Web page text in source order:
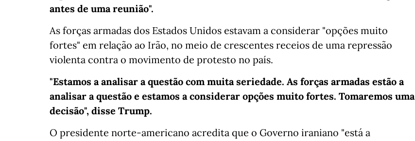
antes de uma reunião".
As forças armadas dos Estados Unidos estavam a considerar "opções muito
fortes" em relação ao Irão, no meio de crescentes receios de uma repressão
violenta contra o movimento de protesto no país.
"Estamos a analisar a questão com muita seriedade. As forças armadas estão a
analisar a questão e estamos a considerar opções muito fortes. Tomaremos uma
decisão", disse Trump.
O presidente norte-americano acredita que o Governo iraniano "está a